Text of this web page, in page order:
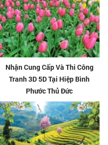
Nhận Cung Cấp Và Thi Công
Tranh 3D 5D Tại Hiệp Bình
Phước Thủ Đức